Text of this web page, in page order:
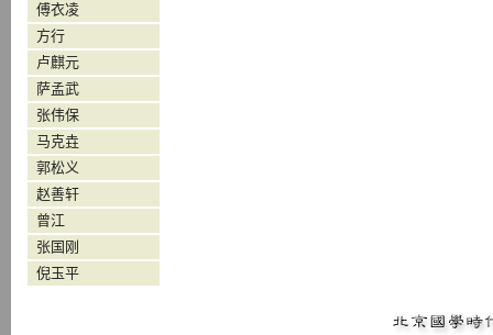
傅衣凌
方行
卢麒元
萨孟武
张伟保
马克垚
郭松义
赵善轩
曾江
张国刚
倪玉平